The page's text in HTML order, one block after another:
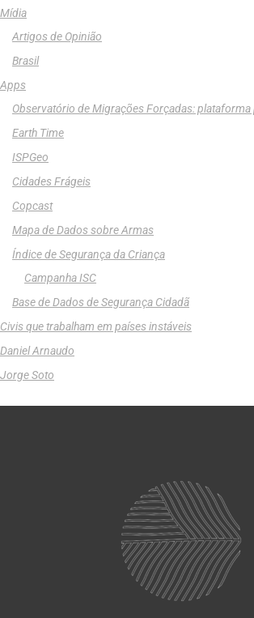
Mídia
Artigos de Opinião
Brasil
Apps
Observatório de Migrações Forçadas:
Earth Time
ISPGeo
Cidades Frágeis
Copcast
Mapa de Dados sobre Armas
Índice de Segurança da Criança
Campanha ISC
Base de Dados de Segurança Cidadã
Civis que trabalham em países instáveis
Daniel Arnaudo
Jorge Soto